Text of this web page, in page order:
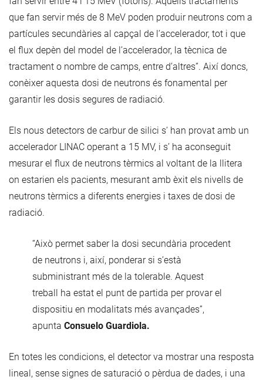
que fan servir més de 8 MeV poden produir neutrons com a
partícules secundàries al capçal de l’accelerador, tot i que
el flux depèn del model de l’accelerador, la tècnica de
tractament o nombre de camps, entre d’altres”. Així doncs,
conèixer aquesta dosi de neutrons és fonamental per
garantir les dosis segures de radiació.
Els nous detectors de carbur de silici s’ han provat amb un
accelerador LINAC operant a 15 MV, i s’ ha aconseguit
mesurar el flux de neutrons tèrmics al voltant de la llitera
on estarien els pacients, mesurant amb èxit els nivells de
neutrons tèrmics a diferents energies i taxes de dosi de
radiació.
“Això permet saber la dosi secundària procedent
de neutrons i, així, ponderar si s’està
subministrant més de la tolerable. Aquest
treball ha estat el punt de partida per provar el
dispositiu en modalitats més avançades”,
apunta Consuelo Guardiola.
En totes les condicions, el detector va mostrar una resposta
lineal, sense signes de saturació o pèrdua de dades, i una